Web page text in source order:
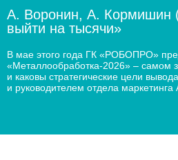
А. Воронин, А. Кормишин
выйти на тысячи»
В мае этого года ГК «РОБОПРО»
«Металлообработка-2026» – самом
и каковы стратегические цели
и руководителем отдела